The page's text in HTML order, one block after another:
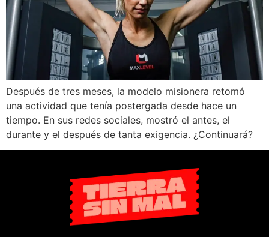
Después de tres meses, la modelo misionera retomó
una actividad que tenía postergada desde hace un
tiempo. En sus redes sociales, mostró el antes, el
durante y el después de tanta exigencia. ¿Continuará?